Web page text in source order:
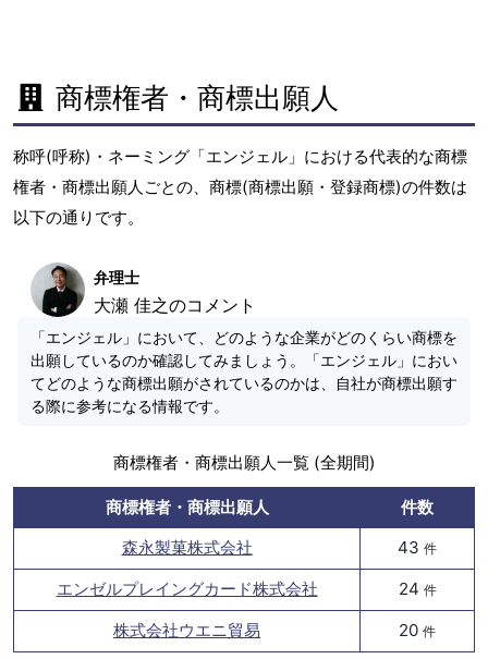
商標権者・商標出願人
称呼(呼称)・ネーミング「エンジェル」における代表的な商標
権者・商標出願人ごとの、商標(商標出願・登録商標)の件数は
以下の通りです。
弁理士
大瀬 佳之のコメント
「エンジェル」において、どのような企業がどのくらい商標を
出願しているのか確認してみましょう。「エンジェル」におい
てどのような商標出願がされているのかは、自社が商標出願す
る際に参考になる情報です。
商標権者・商標出願人一覧 (全期間)
商標権者・商標出願人
件数
森永製菓株式会社
43 件
エンゼルプレイングカード株式会社 24 件
株式会社ウエニ貿易 20 件